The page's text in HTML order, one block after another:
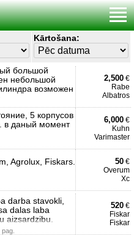
Kārtošana:
большой
небольшой
возможен
2,500 €
Rabe
Albatros
5 корпусов
в даный момент
6,000 €
Kuhn
Varimaster
Agrolux, Fiskars.
50 €
Overum
Xc
darba stavokli,
dalas laba
aizsardzibu.
520 €
Fiskar
Fiskar